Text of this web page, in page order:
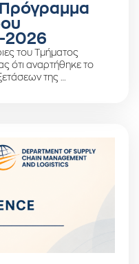
2026
του Τμήματος
ότι αναρτήθηκε το
της …